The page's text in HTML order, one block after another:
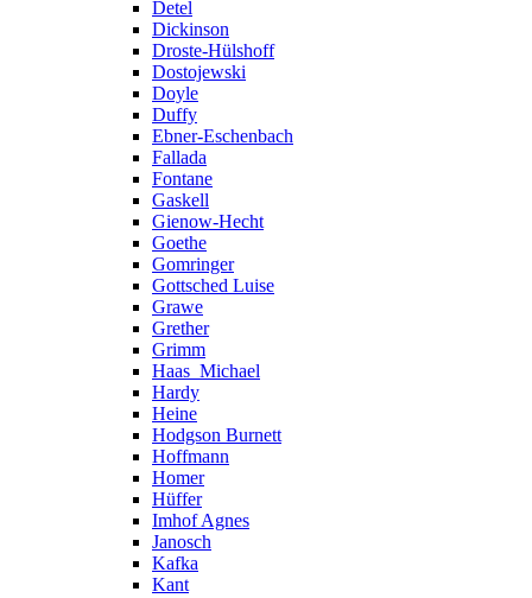
Detel
Dickinson
Droste-Hülshoff
Dostojewski
Doyle
Duffy
Ebner-Eschenbach
Fallada
Fontane
Gaskell
Gienow-Hecht
Goethe
Gomringer
Gottsched Luise
Grawe
Grether
Grimm
Haas_Michael
Hardy
Heine
Hodgson Burnett
Hoffmann
Homer
Hüffer
Imhof Agnes
Janosch
Kafka
Kant